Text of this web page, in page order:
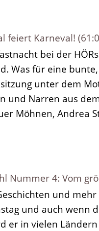
feiert Karneval!
bei der
Was für eine
unter dem
und Narren aus
Möhnen, Andrea
Nummer 4: Vom
und
und auch wenn
er in vielen